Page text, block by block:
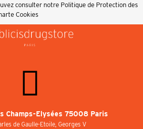
consulter notre Politique de Protection des
Cookies
Champs-Elysées 75008 Paris
de Gaulle-Etoile, Georges V